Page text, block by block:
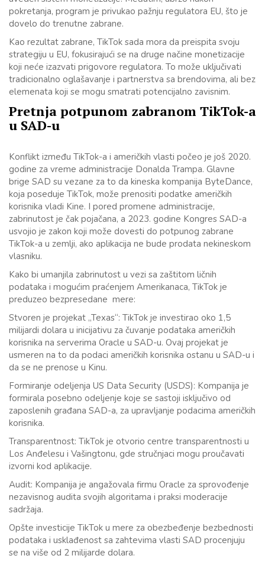
pokretanja, program je privukao pažnju regulatora EU, što je
dovelo do trenutne zabrane.
Kao rezultat zabrane, TikTok sada mora da preispita svoju
strategiju u EU, fokusirajući se na druge načine monetizacije
koji neće izazvati prigovore regulatora. To može uključivati
tradicionalno oglašavanje i partnerstva sa brendovima, ali bez
elemenata koji se mogu smatrati potencijalno zavisnim.
Pretnja potpunom zabranom TikTok-a
u SAD-u
Konflikt između TikTok-a i američkih vlasti počeo je još 2020.
godine za vreme administracije Donalda Trampa. Glavne
brige SAD su vezane za to da kineska kompanija ByteDance,
koja poseduje TikTok, može prenositi podatke američkih
korisnika vladi Kine. I pored promene administracije,
zabrinutost je čak pojačana, a 2023. godine Kongres SAD-a
usvojio je zakon koji može dovesti do potpunog zabrane
TikTok-a u zemlji, ako aplikacija ne bude prodata nekineskom
vlasniku.
Kako bi umanjila zabrinutost u vezi sa zaštitom ličnih
podataka i mogućim praćenjem Amerikanaca, TikTok je
preduzeo bezpresedane mere:
Stvoren je projekat „Texas“: TikTok je investirao oko 1,5
milijardi dolara u inicijativu za čuvanje podataka američkih
korisnika na serverima Oracle u SAD-u. Ovaj projekat je
usmeren na to da podaci američkih korisnika ostanu u SAD-u i
da se ne prenose u Kinu.
Formiranje odeljenja US Data Security (USDS): Kompanija je
formirala posebno odeljenje koje se sastoji isključivo od
zaposlenih građana SAD-a, za upravljanje podacima američkih
korisnika.
Transparentnost: TikTok je otvorio centre transparentnosti u
Los Anđelesu i Vašingtonu, gde stručnjaci mogu proučavati
izvorni kod aplikacije.
Audit: Kompanija je angažovala firmu Oracle za sprovođenje
nezavisnog audita svojih algoritama i praksi moderacije
sadržaja.
Opšte investicije TikTok u mere za obezbeđenje bezbednosti
podataka i usklađenost sa zahtevima vlasti SAD procenjuju
se na više od 2 milijarde dolara.